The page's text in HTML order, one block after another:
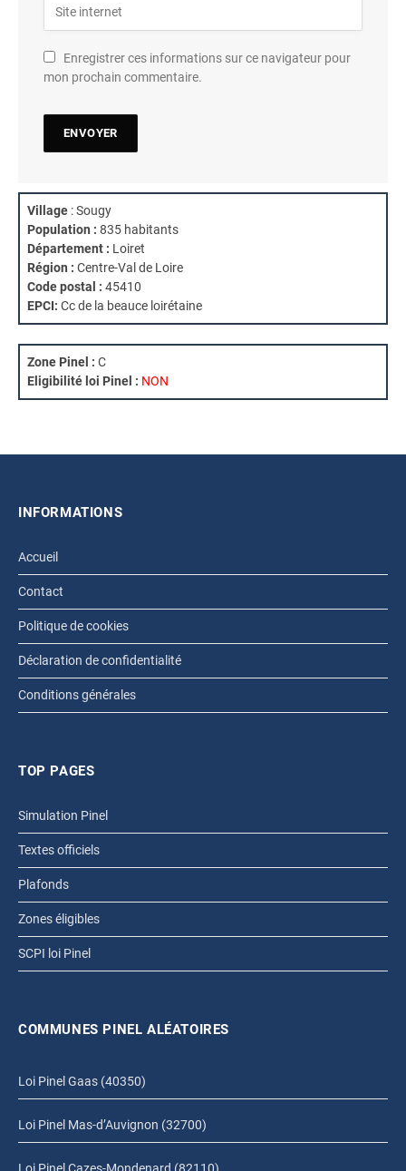
Enregistrer ces informations sur ce navigateur pour
mon prochain commentaire.
Village : Sougy
Population : 835 habitants
Département : Loiret
Région : Centre-Val de Loire
Code postal : 45410
EPCI: Cc de la beauce loirétaine
Zone Pinel : C
Eligibilité loi Pinel : NON
INFORMATIONS
Accueil
Contact
Politique de cookies
Déclaration de confidentialité
Conditions générales
TOP PAGES
Simulation Pinel
Textes officiels
Plafonds
Zones éligibles
SCPI loi Pinel
COMMUNES PINEL ALÉATOIRES
Loi Pinel Gaas (40350)
Loi Pinel Mas-d’Auvignon (32700)
Loi Pinel Cazes-Mondenard (82110)